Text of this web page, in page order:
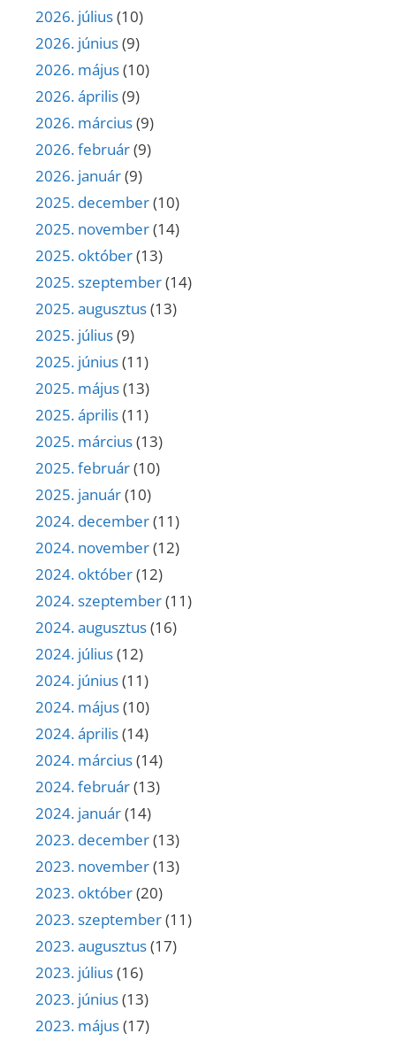
2026. július(10)
2026. június(9)
2026. május(10)
2026. április(9)
2026. március(9)
2026. február(9)
2026. január(9)
2025. december(10)
2025. november(14)
2025. október(13)
2025. szeptember(14)
2025. augusztus(13)
2025. július(9)
2025. június(11)
2025. május(13)
2025. április(11)
2025. március(13)
2025. február(10)
2025. január(10)
2024. december(11)
2024. november(12)
2024. október(12)
2024. szeptember(11)
2024. augusztus(16)
2024. július(12)
2024. június(11)
2024. május(10)
2024. április(14)
2024. március(14)
2024. február(13)
2024. január(14)
2023. december(13)
2023. november(13)
2023. október(20)
2023. szeptember(11)
2023. augusztus(17)
2023. július(16)
2023. június(13)
2023. május(17)